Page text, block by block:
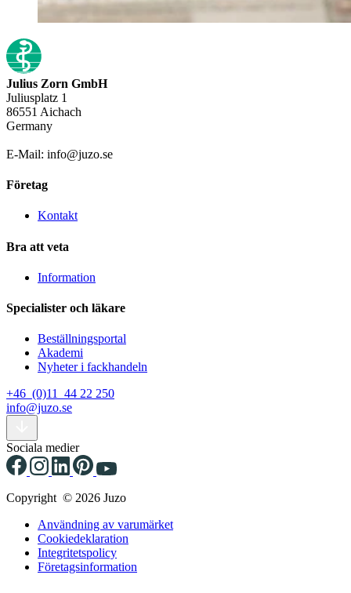
Julius Zorn GmbH
Juliusplatz 1
86551 Aichach
Germany
E-Mail: info@juzo.se
Företag
Kontakt
Bra att veta
Information
Specialister och läkare
Beställningsportal
Akademi
Nyheter i fackhandeln
+46 (0)11 44 22 250
info@juzo.se
Sociala medier
Copyright © 2026 Juzo
Användning av varumärket
Cookiedeklaration
Integritetspolicy
Företagsinformation